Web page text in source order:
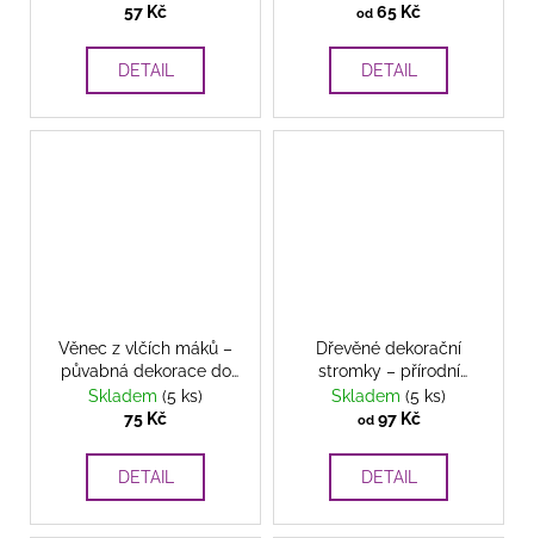
57 Kč
DETAIL
od 65 Kč
DETAIL
Věnec z vlčích máků –
půvabná dekorace do
interiéru i exteriéru
Skladem (5 ks)
75 Kč
DETAIL
Dřevěné dekorační
stromky – přírodní
elegance pro váš
domov
Skladem (5 ks)
od97 Kč
DETAIL